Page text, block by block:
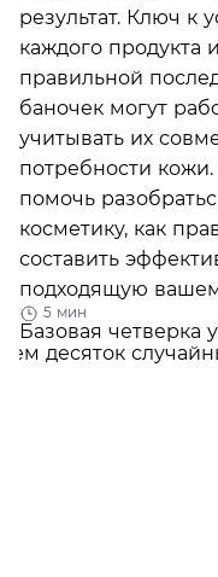
5 мин
результат. Ключ к
каждого продукта
правильной
баночек могут
учитывать их
потребности
помочь
косметику, как
составить
подходящую